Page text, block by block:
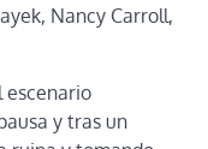
Nancy Carroll,
escenario
y tras un